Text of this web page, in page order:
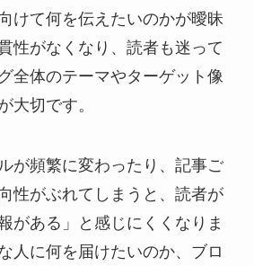
けて何を伝えたいのかが曖昧
性がなくなり、読者も迷って
全体のテーマやターゲット像
大切です。
が頻繁に変わったり、記事ご
性がぶれてしまうと、読者が
がある」と感じにくくなりま
人に何を届けたいのか、ブロ